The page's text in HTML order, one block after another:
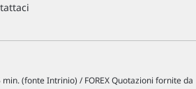
(fonte Intrinio) / FOREX Quotazioni fornite da